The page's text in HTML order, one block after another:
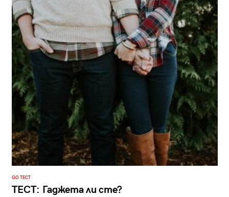
GO ТЕСТ
ТЕСТ: Гаджета ли сте?